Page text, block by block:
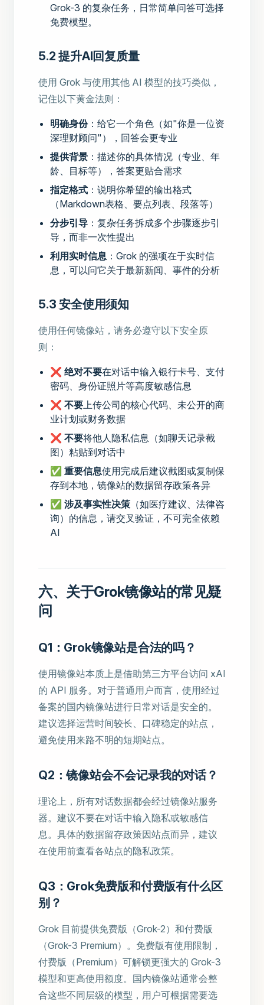
Grok-3 的复杂任务，日常简单问答可选择
免费模型。
5.2 提升AI回复质量
使用 Grok 与使用其他 AI 模型的技巧类似，
记住以下黄金法则：
明确身份：给它一个角色（如"你是一位资
深理财顾问"），回答会更专业
提供背景 ：描述你的具体情况（专业、年
龄、目标等），答案更贴合需求
指定格式 ：说明你希望的输出格式
（Markdown表格、要点列表、段落等）
分步引导 ：复杂任务拆成多个步骤逐步引
导，而非一次性提出
利用实时信息 ：Grok 的强项在于实时信
息，可以问它关于最新新闻、事件的分析
5.3 安全使用须知
使用任何镜像站，请务必遵守以下安全原
则：
❌ 绝对不要在对话中输入银行卡号、支付
密码、身份证照片等高度敏感信息
❌ 不要上传公司的核心代码、未公开的商
业计划或财务数据
❌ 不要将他人隐私信息（如聊天记录截
图）粘贴到对话中
✅ 重要信息使用完成后建议截图或复制保
存到本地，镜像站的数据留存政策各异
✅ 涉及事实性决策 （如医疗建议、法律咨
询）的信息，请交叉验证，不可完全依赖
AI
六、关于Grok镜像站的常见疑
问
Q1：Grok镜像站是合法的吗？
使用镜像站本质上是借助第三方平台访问 xAI
的 API 服务。对于普通用户而言，使用经过
备案的国内镜像站进行日常对话是安全的。
建议选择运营时间较长、口碑稳定的站点，
避免使用来路不明的短期站点。
Q2：镜像站会不会记录我的对话？
理论上，所有对话数据都会经过镜像站服务
器。建议不要在对话中输入隐私或敏感信
息。具体的数据留存政策因站点而异，建议
在使用前查看各站点的隐私政策。
Q3：Grok免费版和付费版有什么区
别？
Grok 目前提供免费版（Grok-2）和付费版
（Grok-3 Premium）。免费版有使用限制，
付费版（Premium）可解锁更强大的 Grok-3
模型和更高使用额度。国内镜像站通常会整
合这些不同层级的模型，用户可根据需要选